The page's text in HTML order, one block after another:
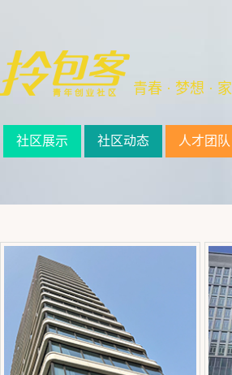
青春 · 梦想 · 家
社区展示 社区动态 人才团队